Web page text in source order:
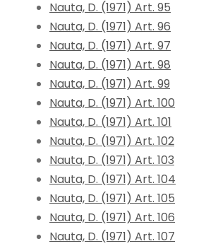
Nauta, D. (1971) Art. 95
Nauta, D. (1971) Art. 96
Nauta, D. (1971) Art. 97
Nauta, D. (1971) Art. 98
Nauta, D. (1971) Art. 99
Nauta, D. (1971) Art. 100
Nauta, D. (1971) Art. 101
Nauta, D. (1971) Art. 102
Nauta, D. (1971) Art. 103
Nauta, D. (1971) Art. 104
Nauta, D. (1971) Art. 105
Nauta, D. (1971) Art. 106
Nauta, D. (1971) Art. 107